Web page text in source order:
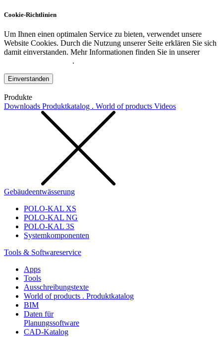
Cookie-Richtlinien
Um Ihnen einen optimalen Service zu bieten, verwendet unsere
Website Cookies. Durch die Nutzung unserer Seite erklären Sie sich
damit einverstanden. Mehr Informationen finden Sie in unserer
.
Einverstanden
Produkte
Downloads Produktkatalog . World of products Videos
Gebäudeentwässerung
POLO-KAL XS
POLO-KAL NG
POLO-KAL 3S
Systemkomponenten
Tools & Softwareservice
Apps
Tools
Ausschreibungstexte
World of products . Produktkatalog
BIM
Daten für
Planungssoftware
CAD-Katalog